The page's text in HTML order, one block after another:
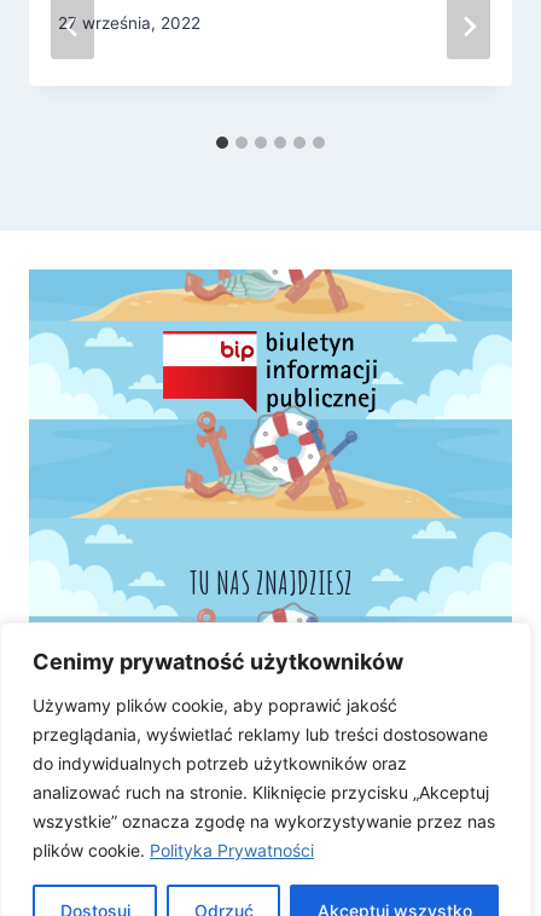
Cenimy prywatność użytkowników
Używamy plików cookie, aby poprawić jakość
przeglądania, wyświetlać reklamy lub treści dostosowane
do indywidualnych potrzeb użytkowników oraz
analizować ruch na stronie. Kliknięcie przycisku „Akceptuj
wszystkie” oznacza zgodę na wykorzystywanie przez nas
plików cookie. Polityka Prywatności
Dostosuj Odrzuć Akceptuj wszystko
27 września, 2022
TU NAS ZNAJDZIESZ